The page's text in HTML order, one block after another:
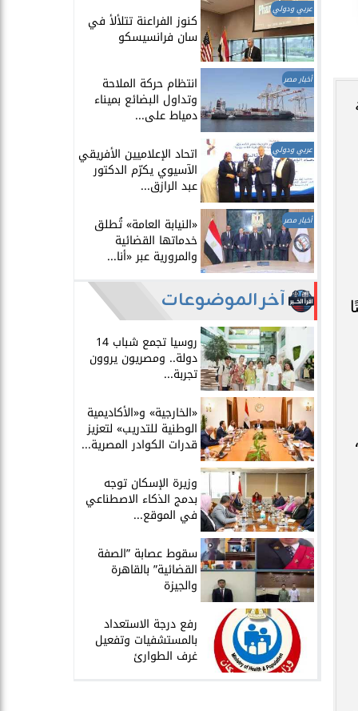
عربي ودولي
​كنوز الفراعنة تتلألأ في
سان فرانسيسكو
أخبار مصر انتظام حركة الملاحة
وتداول البضائع بميناء
دمياط على...
عربي ودولي اتحاد الإعلاميين الأفريقي
الآسيوي يكرّم الدكتور
عبد الرازق...
أخبار مصر ​«النيابة العامة» تُطلق
خدماتها القضائية
والمرورية عبر «أنا...
آخر الموضوعات
روسيا تجمع شباب 14
دولة.. ومصريون يروون
تجربة...
​«الخارجية» و«الأكاديمية
الوطنية للتدريب» لتعزيز
قدرات الكوادر المصرية...
​وزيرة الإسكان توجه
بدمج الذكاء الاصطناعي
في الموقع...
سقوط عصابة ”الصفة
القضائية” بالقاهرة
والجيزة
​رفع درجة الاستعداد
بالمستشفيات وتفعيل
غرف الطوارئ